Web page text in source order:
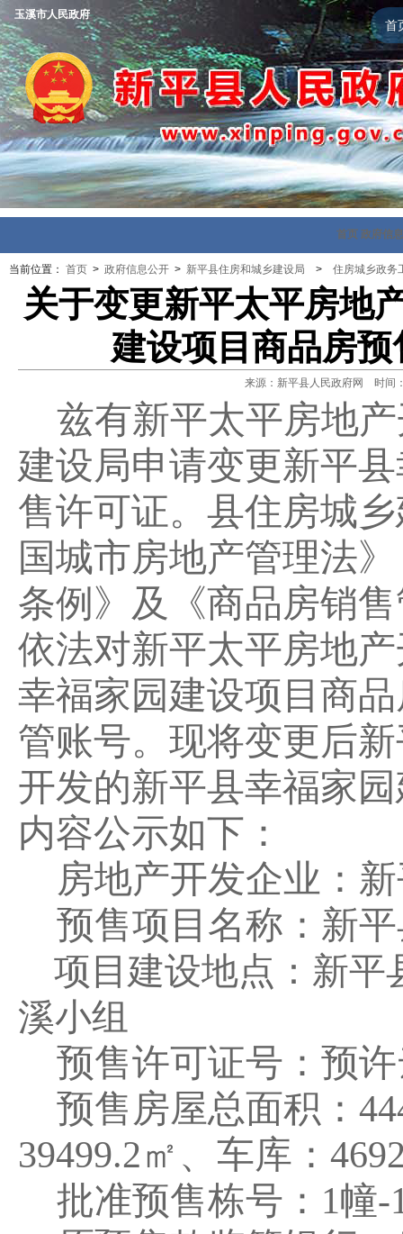
首
玉溪市人民政府
首页 政府信
当前位置： 首页 > 政府信息公开 > 新平县住房和城乡建设局 > 住房城乡政务
关于变更新平太平房地
建设项目商品房
来源：新平县人民政府网 时间
兹有新平太平房地
建设局申请变更新平
售许可证。 县住房城
国城市房地产管理法
条例》及《商品房销
依法对新平太平房地
幸福家园建设项目商
管账号。现将变更后
开发的新平县幸福家园
内容公示如下：
房地产开发企业：
预售项目名称： 新
项目建设地点： 新平
溪小组
预售许可证号： 预
预售房屋总面积：
39499.2㎡、车库：
批准预售栋号： 1幢-